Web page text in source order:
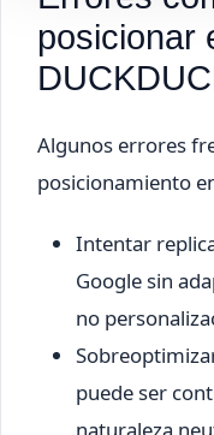
posicionar
Algunos errores
posicionamiento
Intentar
Google sin
no
puede ser